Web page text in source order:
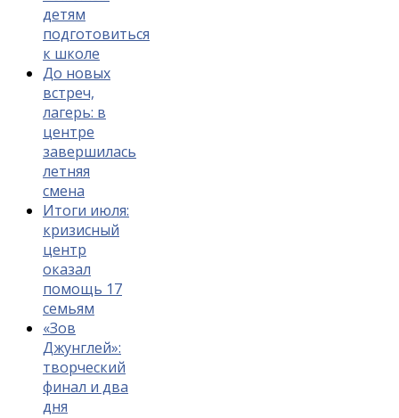
детям
подготовиться
к школе
До новых
встреч,
лагерь: в
центре
завершилась
летняя
смена
Итоги июля:
кризисный
центр
оказал
помощь 17
семьям
«Зов
Джунглей»:
творческий
финал и два
дня